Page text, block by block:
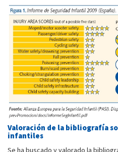
Valoración de la bibliografía
infantiles
Se ha buscado y valorado la